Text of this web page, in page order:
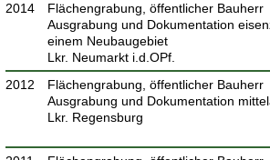
2014
Flächengrabung, öffentlicher Bauherr
Ausgrabung und Dokumentation
einem Neubaugebiet
Lkr. Neumarkt i.d.OPf.
2012
Flächengrabung, öffentlicher Bauherr
Ausgrabung und Dokumentation
Lkr. Regensburg